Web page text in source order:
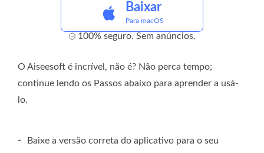
Baixar
Para macOS
100% seguro. Sem anúncios.
O Aiseesoft é incrível, não é? Não perca tempo;
continue lendo os Passos abaixo para aprender a usá-
lo.
-
Baixe a versão correta do aplicativo para o seu